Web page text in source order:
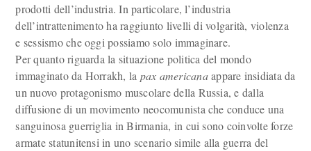
prodotti dell’industria. In particolare, l’industria
dell’intrattenimento ha raggiunto livelli di volgarità, violenza
e sessismo che oggi possiamo solo immaginare.
Per quanto riguarda la situazione politica del mondo
immaginato da Horrakh, la pax americanaappare insidiata da
un nuovo protagonismo muscolare della Russia, e dalla
diffusione di un movimento neocomunista che conduce una
sanguinosa guerriglia in Birmania, in cui sono coinvolte forze
armate statunitensi in uno scenario simile alla guerra del